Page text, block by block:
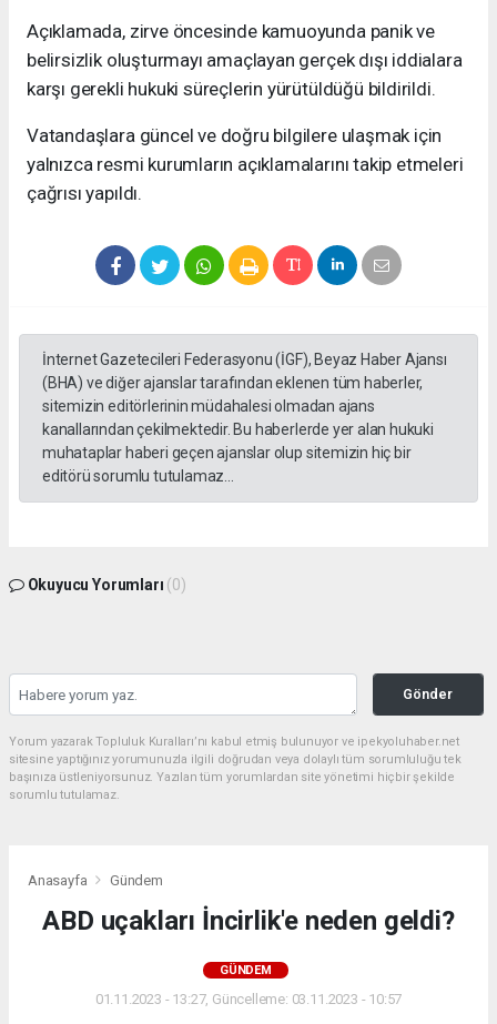
Açıklamada, zirve öncesinde kamuoyunda panik ve
belirsizlik oluşturmayı amaçlayan gerçek dışı iddialara
karşı gerekli hukuki süreçlerin yürütüldüğü bildirildi.
Vatandaşlara güncel ve doğru bilgilere ulaşmak için
yalnızca resmi kurumların açıklamalarını takip etmeleri
çağrısı yapıldı.
İnternet Gazetecileri Federasyonu (İGF), Beyaz Haber Ajansı
(BHA) ve diğer ajanslar tarafından eklenen tüm haberler,
sitemizin editörlerinin müdahalesi olmadan ajans
kanallarından çekilmektedir. Bu haberlerde yer alan hukuki
muhataplar haberi geçen ajanslar olup sitemizin hiç bir
editörü sorumlu tutulamaz...
Okuyucu Yorumları (0)
Gönder
Yorum yazarak Topluluk Kuralları’nı kabul etmiş bulunuyor ve ipekyoluhaber.net
sitesine yaptığınız yorumunuzla ilgili doğrudan veya dolaylı tüm sorumluluğu tek
başınıza üstleniyorsunuz. Yazılan tüm yorumlardan site yönetimi hiçbir şekilde
sorumlu tutulamaz.
Anasayfa Gündem
ABD uçakları İncirlik'e neden geldi?
GÜNDEM
01.11.2023 - 13:27, Güncelleme: 03.11.2023 - 10:57